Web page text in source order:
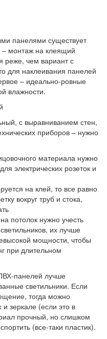
панелями существует
– монтаж на клеящий
реже, чем вариант с
для наклеивания панелей
– идеально-ровные
влажности.
с выравниванием стен,
приборов – нужно
материала нужно
электрических розеток и
на клей, то все равно
вокруг труб и стока,
потолок нужно учесть
их лучше
мощности, чтобы
при длительном
панелей лучше
светильники. Если
тогда можно
зеркале (если это в
прочный, но слишком
(все-таки пластик).